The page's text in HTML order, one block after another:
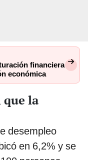
financiera
económica
que la
desempleo
en 6,2% y se